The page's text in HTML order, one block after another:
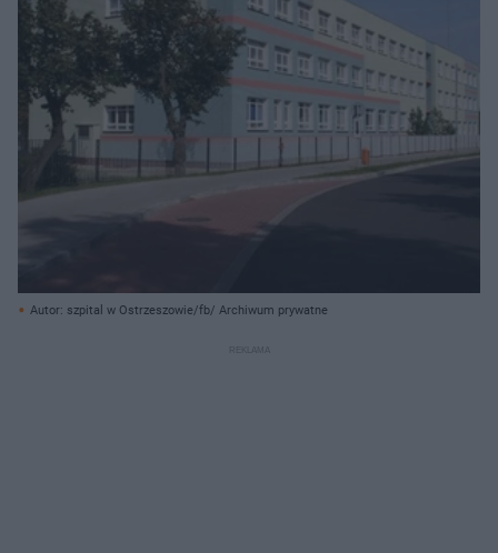
Autor: szpital w Ostrzeszowie/fb/ Archiwum prywatne